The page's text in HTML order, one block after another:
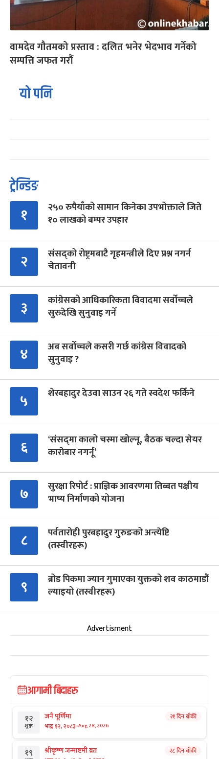
वामदेव गौतमको प्रस्ताव : दलित भनेर भेदभाव गर्नेको
सम्पत्ति जफत गरौं
यो पनि
ट्रेन्डिङ
१
२५० रुपैयाँको सामान किनेका उपभोक्ताले जिते
१० लाखको बम्पर उपहार
२
संसद्को रोष्ट्रमबाटै गृहमन्त्रीले दिए प्रश्न नगर्न
चेतावनी
३
कांग्रेसको आधिकारिकता विवादमा सर्वोच्चले
सुरुदेखि सुनुवाइ गर्ने
४
अब सर्वोच्चले कसरी गर्छ कांग्रेस विवादको
सुनुवाइ ?
५ शेरबहादुर देउवा साउन २६ गते स्वदेश फर्किने
६
‘संसद्‍मा कालो चस्मा खोल्नू, बैठक चल्दा सेयर
कारोबार नगर्नू’
७
सुरक्षा रिपोर्ट : प्राज्ञिक आवरणमा तिब्बत पक्षीय
भाष्य निर्माणको योजना
८
पर्वतारोही पुरबहादुर गुरुङको अन्त्येष्टि
(तस्वीरहरू)
९
ब्रोड पिकमा ज्यान गुमाएका युक्तको शव काठमाडौं
ल्याइयो (तस्वीरहरू)
Advertisment
आगामी बिदाहरु
१२
शुक्र
जनै पूर्णिमा
भाद्र १२, २०८३-Aug 28, 2026
२१ दिन बाँकी
१९ श्रीकृष्ण जन्माष्टमी व्रत २८ दिन बाँकी